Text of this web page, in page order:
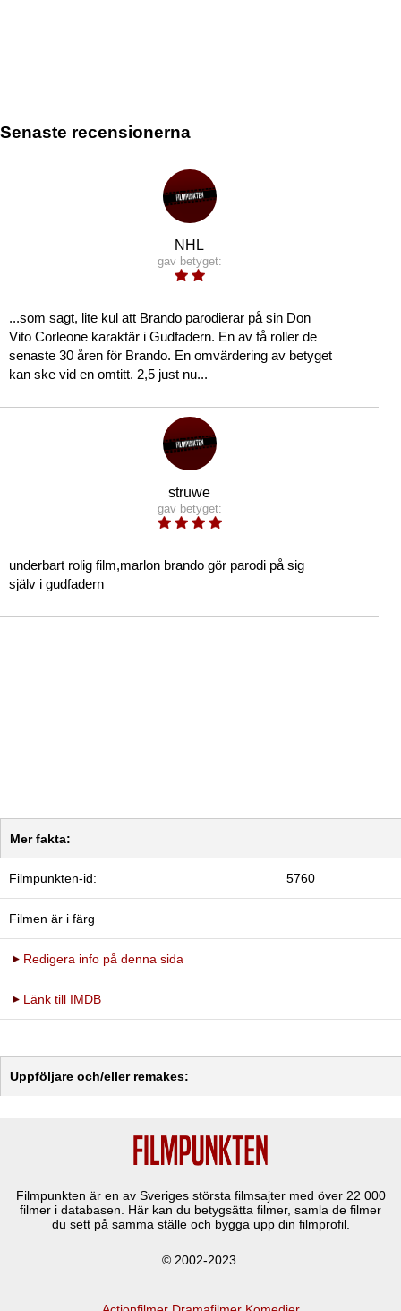
Senaste recensionerna
NHL
gav betyget:
...som sagt, lite kul att Brando parodierar på sin Don
Vito Corleone karaktär i Gudfadern. En av få roller de
senaste 30 åren för Brando. En omvärdering av betyget
kan ske vid en omtitt. 2,5 just nu...
struwe
gav betyget:
underbart rolig film,marlon brando gör parodi på sig
själv i gudfadern
Mer fakta:
Filmpunkten-id: 5760
Filmen är i färg
Redigera info på denna sida
Länk till IMDB
Uppföljare och/eller remakes:
Filmpunkten är en av Sveriges största filmsajter med över 22 000
filmer i databasen. Här kan du betygsätta filmer, samla de filmer
du sett på samma ställe och bygga upp din filmprofil.
© 2002-2023.